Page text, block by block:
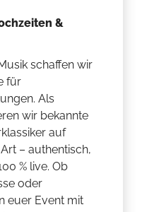
&
schaffen wir
für
Als
wir bekannte
auf
– authentisch,
% live. Ob
oder
euer Event mit